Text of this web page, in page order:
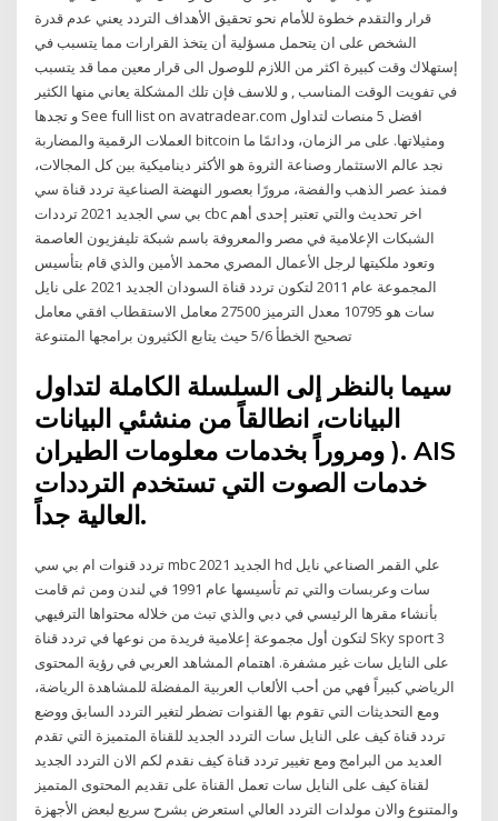
قرار والتقدم خطوة للأمام نحو تحقيق الأهداف التردد يعني عدم قدرة
الشخص على ان يتحمل مسؤلية أن يتخذ القرارات مما يتسبب في
إستهلاك وقت كبيرة اكثر من اللازم للوصول الى قرار معين مما قد يتسبب
في تفويت الوقت المناسب , و للاسف فإن تلك المشكلة يعاني منها الكثير
و تجدها See full list on avatradear.com افضل 5 منصات لتداول
العملات الرقمية والمضاربة bitcoin ومثيلاتها. على مر الزمان، ودائمًا ما
نجد عالم الاستثمار وصناعة الثروة هو الأكثر ديناميكية بين كل المجالات،
فمنذ عصر الذهب والفضة، مرورًا بعصور النهضة الصناعية تردد قناة سي
بي سي الجديد 2021 ترددات cbc اخر تحديث والتي تعتبر إحدى أهم
الشبكات الإعلامية في مصر والمعروفة باسم شبكة تليفزيون العاصمة
وتعود ملكيتها لرجل الأعمال المصري محمد الأمين والذي قام بتأسيس
المجموعة عام 2011 لتكون تردد قناة السودان الجديد 2021 على نايل
سات هو 10795 معدل الترميز 27500 معامل الاستقطاب افقي معامل
تصحيح الخطأ 5/6 حيث يتابع الكثيرون برامجها المتنوعة
سيما بالنظر إلى السلسلة الكاملة لتداول
البيانات، انطالقاً من منشئي البيانات
ومروراً بخدمات معلومات الطيران ). AIS
خدمات الصوت التي تستخدم الترددات
العالية جداً.
تردد قنوات ام بي سي mbc 2021 الجديد hd علي القمر الصناعي نايل
سات وعربسات والتي تم تأسيسها عام 1991 في لندن ومن ثم قامت
بأنشاء مقرها الرئيسي في دبي والذي تبث من خلاله محتواها الترفيهي
لتكون أول مجموعة إعلامية فريدة من نوعها في تردد قناة Sky sport 3
على النايل سات غير مشفرة. اهتمام المشاهد العربي في رؤية المحتوى
الرياضي كبيراً فهي من أحب الألعاب العربية المفضلة للمشاهدة الرياضة،
ومع التحديثات التي تقوم بها القنوات تضطر لتغير التردد السابق ووضع
تردد قناة كيف على النايل سات التردد الجديد للقناة المتميزة التي تقدم
العديد من البرامج ومع تغيير تردد قناة كيف نقدم لكم الان التردد الجديد
لقناة كيف على النايل سات تعمل القناة على تقديم المحتوى المتميز
والمتنوع والان مولدات التردد العالي استعرض بشرح سريع لبعض الأجهزة